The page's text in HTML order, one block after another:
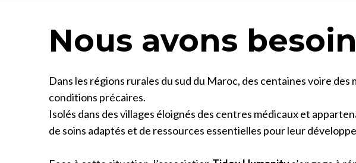
Nous avons
Dans les régions rurales du sud du Maroc, des centaines voire
conditions précaires.
Isolés dans des villages éloignés des centres médicaux et
de soins adaptés et de ressources essentielles pour leur